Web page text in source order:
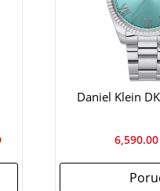
Trenutna
Daniel Klein
6,590.00